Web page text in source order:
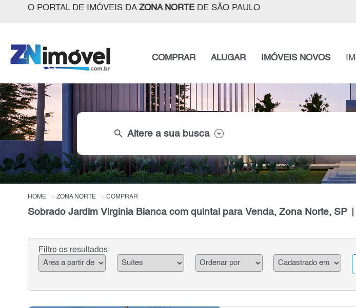
O PORTAL DE IMÓVEIS DA ZONA NORTEDE SÃO PAULO
COMPRAR ALUGAR IMÓVEIS NOVOS
search Altere a sua busca
HOME ZONA NORTE COMPRAR
Sobrado Jardim Virginia Bianca com quintal para Venda, Zona Norte, SP
Filtre os resultados: